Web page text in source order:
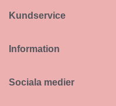
Kundservice
Information
Sociala medier